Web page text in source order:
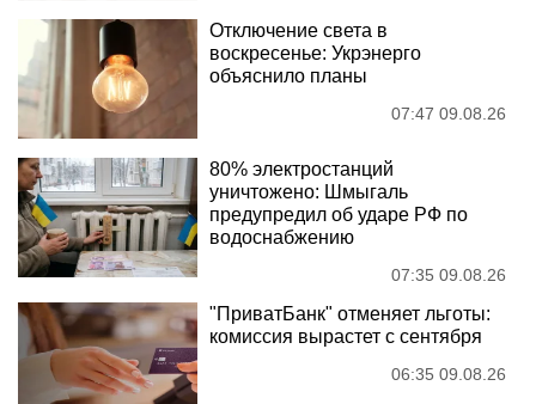
Отключение света в
воскресенье: Укрэнерго
объяснило планы
07:47 09.08.26
80% электростанций
уничтожено: Шмыгаль
предупредил об ударе РФ по
водоснабжению
07:35 09.08.26
"ПриватБанк" отменяет льготы:
комиссия вырастет с сентября
06:35 09.08.26